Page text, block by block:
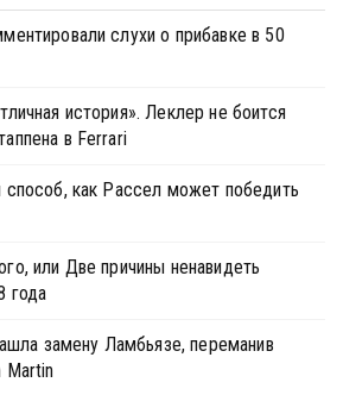
слухи о прибавке в 50
история». Леклер не боится
в Ferrari
способ, как Рассел может победить
или Две причины ненавидеть
года
замену Ламбьязе, переманив
Martin